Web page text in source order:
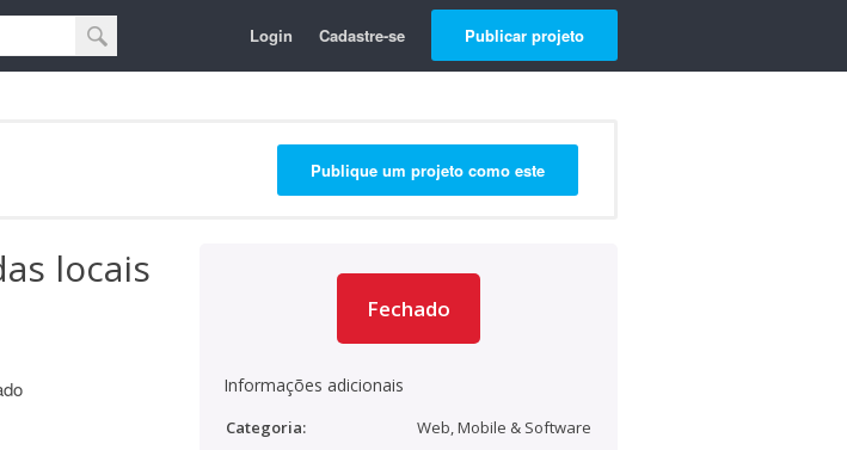
Login Cadastre-se Publicar projeto
Publique um projeto como este
locais
Fechado
Informações adicionais
Categoria:
Web, Mobile & Software